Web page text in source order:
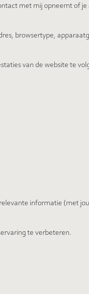
met mij opneemt of
browsertype,
van de website te
informatie (met
te verbeteren.